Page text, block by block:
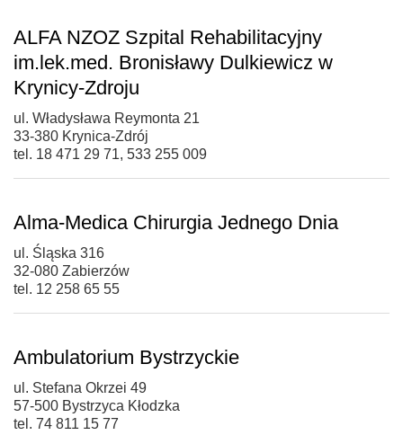
ALFA NZOZ Szpital Rehabilitacyjny
im.lek.med. Bronisławy Dulkiewicz w
Krynicy-Zdroju
ul. Władysława Reymonta 21
33-380 Krynica-Zdrój
tel. 18 471 29 71, 533 255 009
Alma-Medica Chirurgia Jednego Dnia
ul. Śląska 316
32-080 Zabierzów
tel. 12 258 65 55
Ambulatorium Bystrzyckie
ul. Stefana Okrzei 49
57-500 Bystrzyca Kłodzka
tel. 74 811 15 77